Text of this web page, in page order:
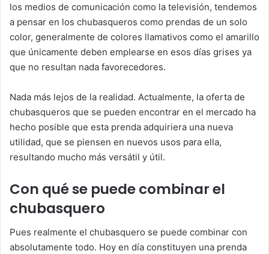
los medios de comunicación como la televisión, tendemos
a pensar en los chubasqueros como prendas de un solo
color, generalmente de colores llamativos como el amarillo
que únicamente deben emplearse en esos días grises ya
que no resultan nada favorecedores.
Nada más lejos de la realidad. Actualmente, la oferta de
chubasqueros que se pueden encontrar en el mercado ha
hecho posible que esta prenda adquiriera una nueva
utilidad, que se piensen en nuevos usos para ella,
resultando mucho más versátil y útil.
Con qué se puede combinar el
chubasquero
Pues realmente el chubasquero se puede combinar con
absolutamente todo. Hoy en día constituyen una prenda